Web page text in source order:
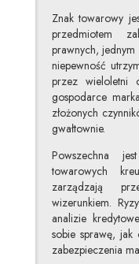
Znak towarowy
przedmiotem
prawnych, jednym
niepewność
przez wieloletni
gospodarce
złożonych
gwałtownie.
Powszechna
towarowych
zarządzają
wizerunkiem.
analizie
sobie sprawę, jak
zabezpieczenia